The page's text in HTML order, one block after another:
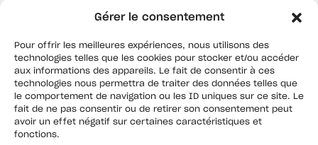
Gérer le consentement
Pour offrir les meilleures expériences, nous utilisons des
technologies telles que les cookies pour stocker et/ou accéder
aux informations des appareils. Le fait de consentir à ces
technologies nous permettra de traiter des données telles que
le comportement de navigation ou les ID uniques sur ce site. Le
fait de ne pas consentir ou de retirer son consentement peut
avoir un effet négatif sur certaines caractéristiques et
fonctions.